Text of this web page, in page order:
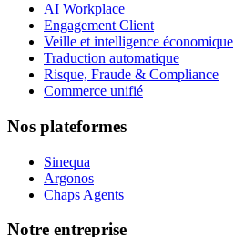
AI Workplace
Engagement Client
Veille et intelligence économique
Traduction automatique
Risque, Fraude & Compliance
Commerce unifié
Nos plateformes
Sinequa
Argonos
Chaps Agents
Notre entreprise